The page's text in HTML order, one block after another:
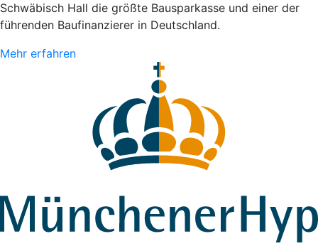
Schwäbisch Hall die größte Bausparkasse und einer der
führenden Baufinanzierer in Deutschland.
Mehr erfahren